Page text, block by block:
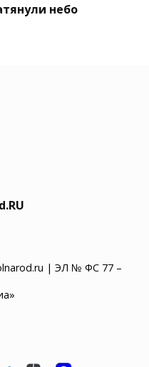
небо
| ЭЛ № ФС 77 –